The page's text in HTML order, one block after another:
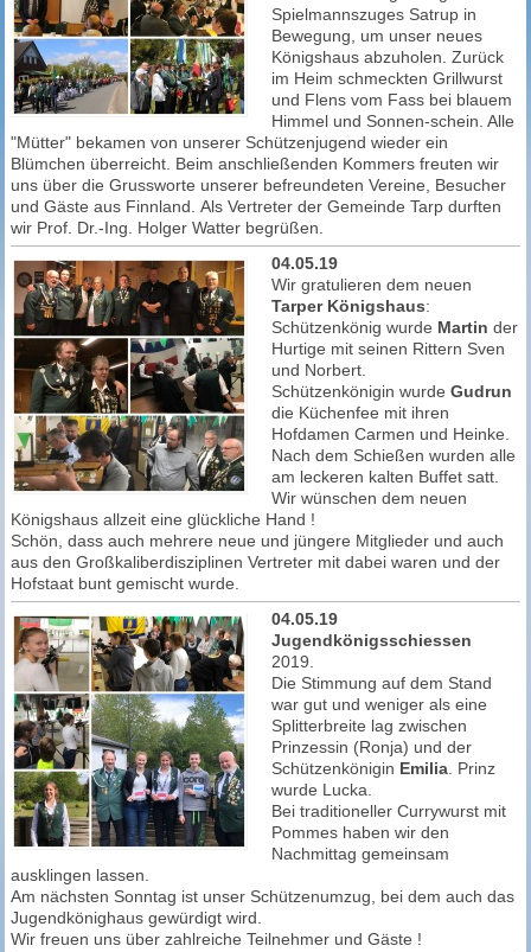
Spielmannszuges Satrup in
Bewegung, um unser neues
Königshaus abzuholen. Zurück
im Heim schmeckten Grillwurst
und Flens vom Fass bei blauem
Himmel und Sonnen-schein. Alle
"Mütter" bekamen von unserer Schützenjugend wieder ein
Blümchen überreicht. Beim anschließenden Kommers freuten wir
uns über die Grussworte unserer befreundeten Vereine, Besucher
und Gäste aus Finnland. Als Vertreter der Gemeinde Tarp durften
wir Prof. Dr.-Ing. Holger Watter begrüßen.
04.05.19
Wir gratulieren dem neuen
Tarper Königshaus:
Schützenkönig wurde Martin der
Hurtige mit seinen Rittern Sven
und Norbert.
Schützenkönigin wurde Gudrun
die Küchenfee mit ihren
Hofdamen Carmen und Heinke.
Nach dem Schießen wurden alle
am leckeren kalten Buffet satt.
Wir wünschen dem neuen
Königshaus allzeit eine glückliche Hand !
Schön, dass auch mehrere neue und jüngere Mitglieder und auch
aus den Großkaliberdisziplinen Vertreter mit dabei waren und der
Hofstaat bunt gemischt wurde.
04.05.19
Jugendkönigsschiessen
2019.
Die Stimmung auf dem Stand
war gut und weniger als eine
Splitterbreite lag zwischen
Prinzessin (Ronja) und der
Schützenkönigin Emilia. Prinz
wurde Lucka.
Bei traditioneller Currywurst mit
Pommes haben wir den
Nachmittag gemeinsam
ausklingen lassen.
Am nächsten Sonntag ist unser Schützenumzug, bei dem auch das
Jugendkönighaus gewürdigt wird.
Wir freuen uns über zahlreiche Teilnehmer und Gäste !